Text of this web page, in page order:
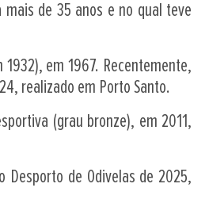
mais de 35 anos e no qual teve
em 1967. Recentemente,
realizado em Porto Santo.
(grau bronze), em 2011,
Desporto de Odivelas de 2025,